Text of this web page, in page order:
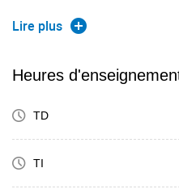
International
au minimum un niveau B2
pour les projets d'échanges
Lire plus
Heures
TD
TI